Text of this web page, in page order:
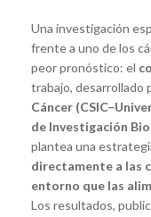
Una investigación
frente a uno de los
peor pronóstico: el
trabajo, desarrollado
Cáncer
de Investigación
plantea una
directamente a las
entorno que las
Los resultados,